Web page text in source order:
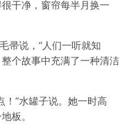
干净，窗帘每半月换一
帚说，“人们一听就知
个故事中充满了一种清洁
！”水罐子说。她一时高
板。